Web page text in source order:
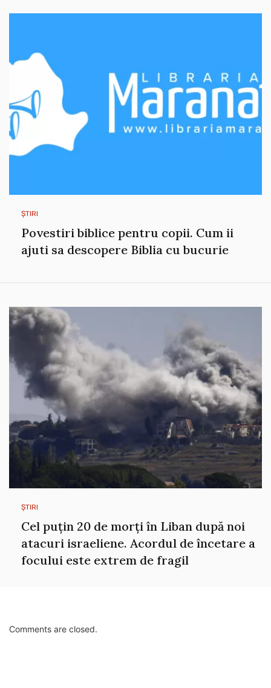
ȘTIRI
Povestiri biblice pentru copii. Cum ii
ajuti sa descopere Biblia cu bucurie
ȘTIRI
Cel puțin 20 de morți în Liban după noi
atacuri israeliene. Acordul de încetare a
focului este extrem de fragil
Comments are closed.